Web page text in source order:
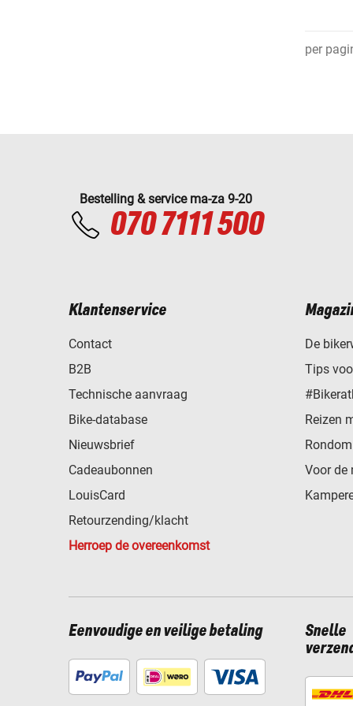
per
Bestelling & service ma-za 9-20
070 7111 500
Klantenservice
Contact
B2B
Technische aanvraag
Bike-database
Nieuwsbrief
Cadeaubonnen
LouisCard
Retourzending/klacht
Herroep de overeenkomst
De
Tips
Reizen
Voor de
Eenvoudige en veilige betaling
Snelle